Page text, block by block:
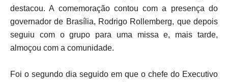
destacou. A comemoração contou com a presença do
governador de Brasília, Rodrigo Rollemberg, que depois
seguiu com o grupo para uma missa e, mais tarde,
almoçou com a comunidade.
Foi o segundo dia seguido em que o chefe do Executivo